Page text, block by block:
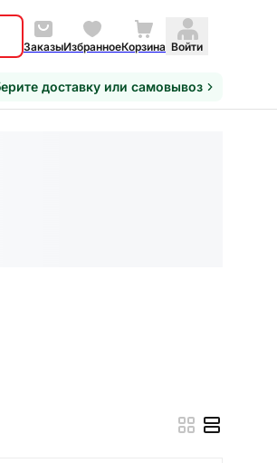
ЗаказыИзбранноеКорзина Войти
доставку или самовывоз